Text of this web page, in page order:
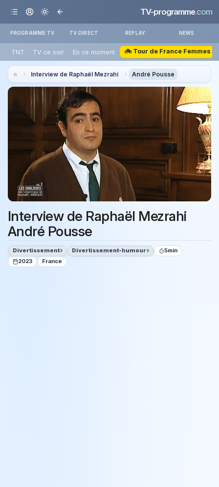
TV-programme.com
PROGRAMME TV TV DIRECT REPLAY NEWS
TNT TV ce soir En ce moment 🚲 Tour de France Femmes
Interview de Raphaël Mezrahi André Pousse
Interview de Raphaël Mezrahi
André Pousse
Divertissement Divertissement-humour
5min
2023
France